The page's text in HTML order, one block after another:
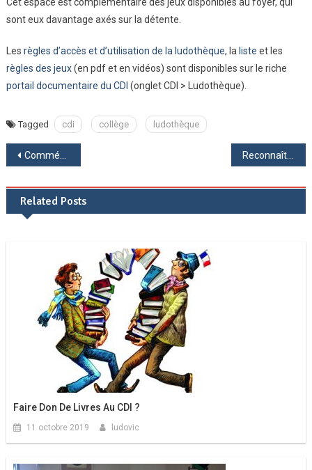
sont eux davantage axés sur la détente.
Les règles d’accès et d’utilisation de la ludothèque, la liste et les
règles des jeux(en pdf et en vidéos) sont disponibles sur le riche
portail documentaire du CDI (onglet CDI > Ludothèque).
Tagged cdi collège ludothèque
Navigation
de
l’article
Commémoration de la Libération de Vittel et du centenaire du monument aux morts Reconnaître les sirènes d’alerte du collège (intrusion, risques majeurs, incendie)
Related Posts
Faire Don De Livres Au CDI ?
11 octobre 2019 ludovic